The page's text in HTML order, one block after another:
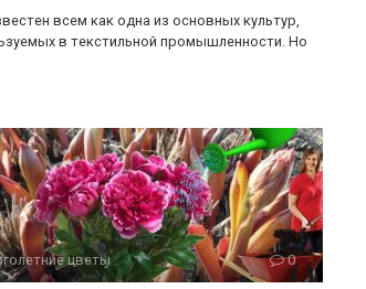
всем как одна из основных культур,
в текстильной промышленности. Но
цветы 0